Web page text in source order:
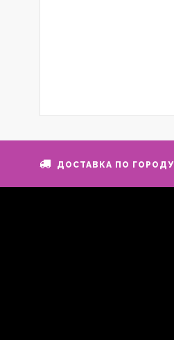
ДОСТАВКА ПО ГОРОДУ